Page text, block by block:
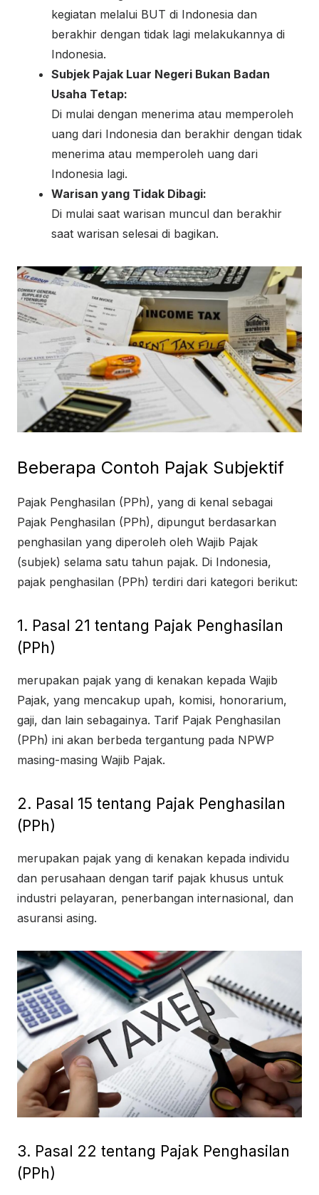
kegiatan melalui BUT di Indonesia dan
berakhir dengan tidak lagi melakukannya di
Indonesia.
Subjek Pajak Luar Negeri Bukan Badan
Usaha Tetap:
Di mulai dengan menerima atau memperoleh
uang dari Indonesia dan berakhir dengan tidak
menerima atau memperoleh uang dari
Indonesia lagi.
Warisan yang Tidak Dibagi:
Di mulai saat warisan muncul dan berakhir
saat warisan selesai di bagikan.
Beberapa Contoh Pajak Subjektif
Pajak Penghasilan (PPh), yang di kenal sebagai
Pajak Penghasilan (PPh), dipungut berdasarkan
penghasilan yang diperoleh oleh Wajib Pajak
(subjek) selama satu tahun pajak. Di Indonesia,
pajak penghasilan (PPh) terdiri dari kategori berikut:
1. Pasal 21 tentang Pajak Penghasilan
(PPh)
merupakan pajak yang di kenakan kepada Wajib
Pajak, yang mencakup upah, komisi, honorarium,
gaji, dan lain sebagainya. Tarif Pajak Penghasilan
(PPh) ini akan berbeda tergantung pada NPWP
masing-masing Wajib Pajak.
2. Pasal 15 tentang Pajak Penghasilan
(PPh)
merupakan pajak yang di kenakan kepada individu
dan perusahaan dengan tarif pajak khusus untuk
industri pelayaran, penerbangan internasional, dan
asuransi asing.
3. Pasal 22 tentang Pajak Penghasilan
(PPh)